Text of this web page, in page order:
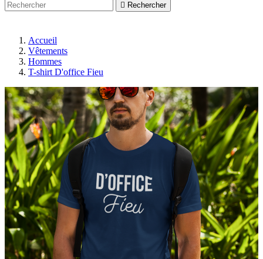
 Rechercher
Accueil
Vêtements
Hommes
T-shirt D'office Fieu